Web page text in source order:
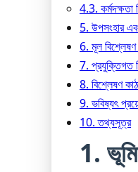
4.3. কর্মদক্ষতা
5. উপসংহার
6. মূল
7. প্রযুক্তিগত
8. বিশ্লেষণ
9. ভবিষ্যৎ
10. তথ্যসূত্র
1.